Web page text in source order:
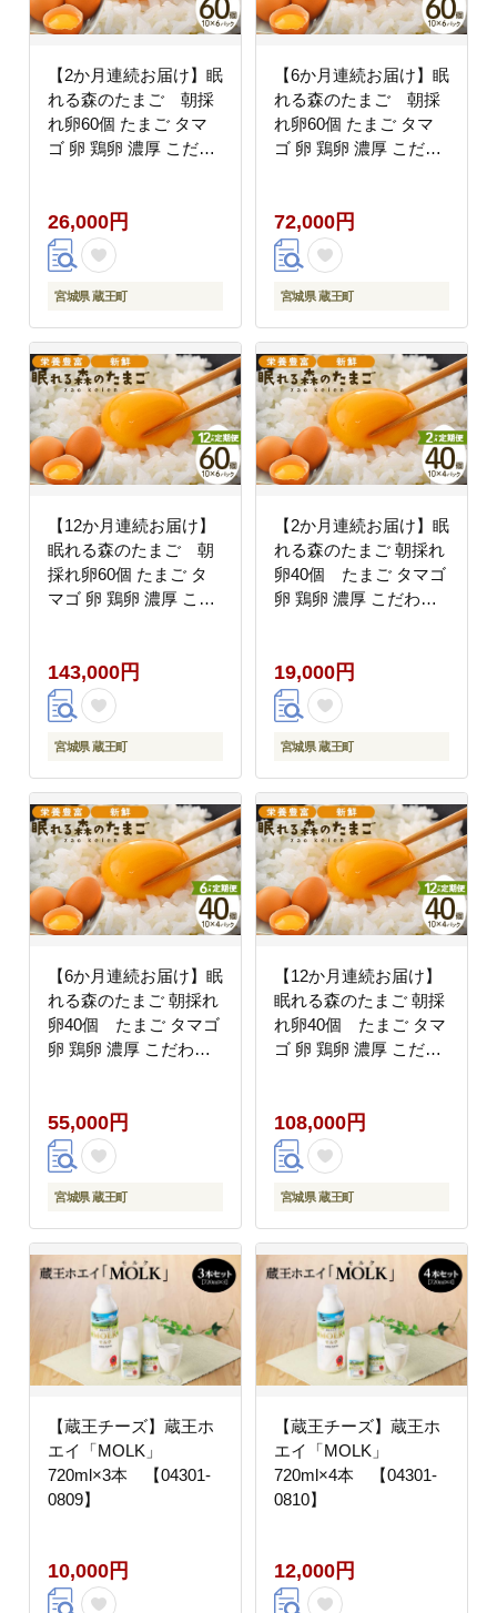
【2か月連続お届け】眠
れる森のたまご 朝採
れ卵60個 たまご タマ
ゴ 卵 鶏卵 濃厚 こだわ
26,000円
宮城県 蔵王町
【6か月連続お届け】眠
れる森のたまご 朝採
れ卵60個 たまご タマ
ゴ 卵 鶏卵 濃厚 こだわ
72,000円
宮城県 蔵王町
【12か月連続お届け】
眠れる森のたまご 朝
採れ卵60個 たまご タ
マゴ 卵 鶏卵 濃厚 こだ
143,000円
宮城県 蔵王町
【2か月連続お届け】眠
れる森のたまご 朝採れ
卵40個 たまご タマゴ
卵 鶏卵 濃厚 こだわり
19,000円
宮城県 蔵王町
【6か月連続お届け】眠
れる森のたまご 朝採れ
卵40個 たまご タマゴ
卵 鶏卵 濃厚 こだわり
55,000円
宮城県 蔵王町
【12か月連続お届け】
眠れる森のたまご 朝採
れ卵40個 たまご タマ
ゴ 卵 鶏卵 濃厚 こだわ
108,000円
宮城県 蔵王町
【蔵王チーズ】蔵王ホ
エイ「MOLK」
720ml×3本 【04301-
0809】
10,000円
【蔵王チーズ】蔵王ホ
エイ「MOLK」
720ml×4本 【04301-
0810】
12,000円